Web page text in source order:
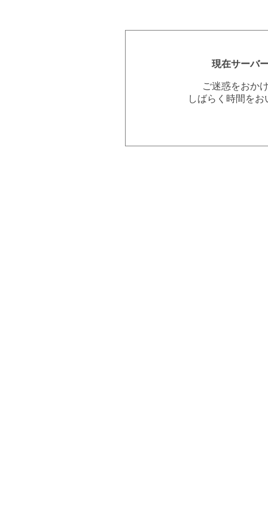
現在サーバ
ご迷惑をおか
しばらく時間を